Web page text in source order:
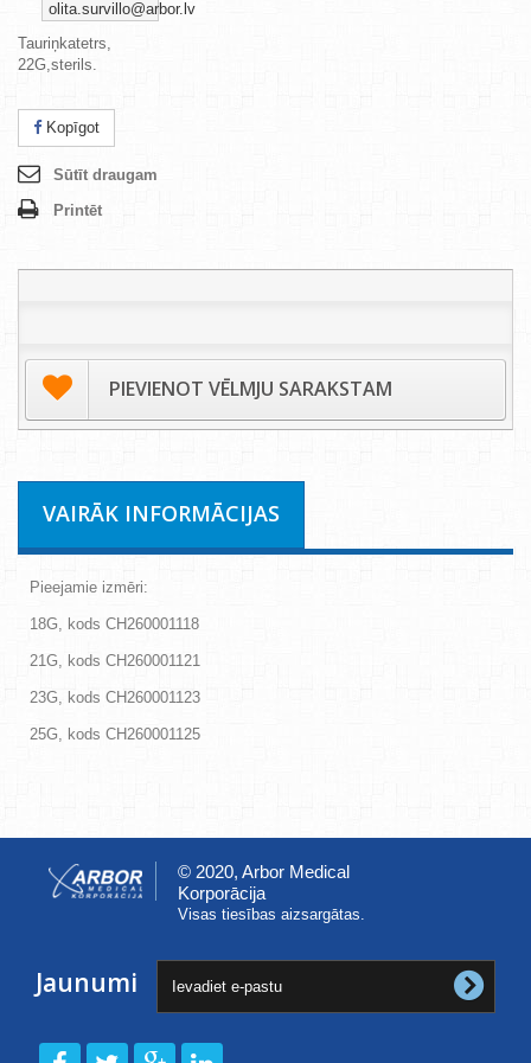
olita.survillo@arbor.lv
Tauriņkatetrs,
22G,sterils.
Kopīgot
Sūtīt draugam
Printēt
PIEVIENOT VĒLMJU SARAKSTAM
VAIRĀK INFORMĀCIJAS
Pieejamie izmēri:
18G, kods CH260001118
21G, kods CH260001121
23G, kods CH260001123
25G, kods CH260001125
© 2020, Arbor Medical
Korporācija
Visas tiesības aizsargātas.
Jaunumi